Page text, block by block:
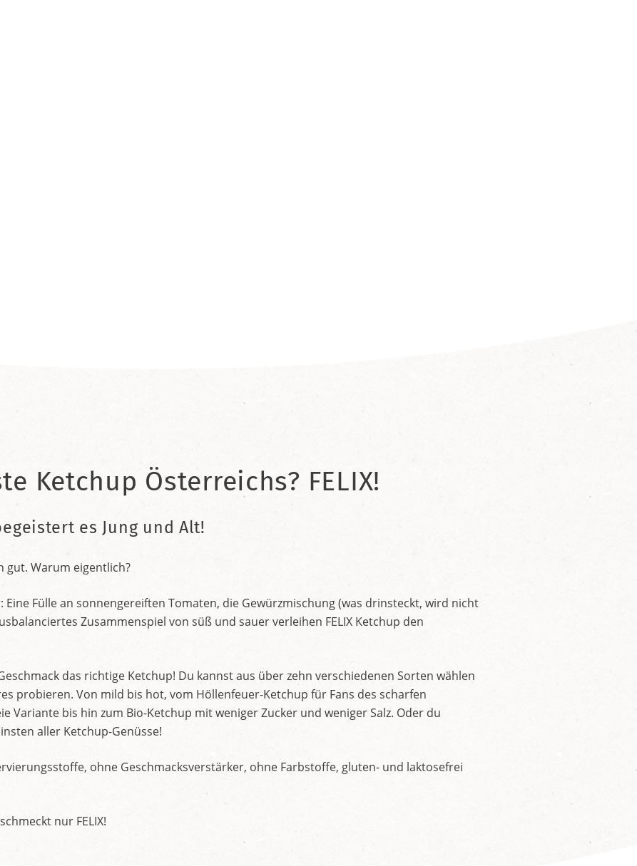
Ketchup Österreichs? FELIX!
es Jung und Alt!
gut. Warum eigentlich?
Eine Fülle an sonnengereiften Tomaten, die Gewürzmischung (was drinsteckt, wird nicht
Zusammenspiel von süß und sauer verleihen FELIX Ketchup den
das richtige Ketchup! Du kannst aus über zehn verschiedenen Sorten wählen
probieren. Von mild bis hot, vom Höllenfeuer-Ketchup für Fans des scharfen
Variante bis hin zum Bio-Ketchup mit weniger Zucker und weniger Salz. Oder du
aller Ketchup-Genüsse!
ohne Geschmacksverstärker, ohne Farbstoffe, gluten- und laktosefrei
nur FELIX!